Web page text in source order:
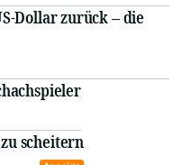
Dollar zurück – die
scheitern